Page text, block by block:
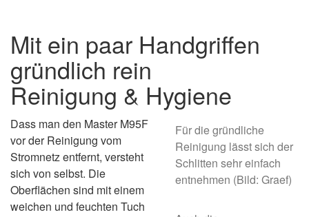
Mit ein paar Handgriffen
gründlich rein
Reinigung & Hygiene
Für die gründliche
Reinigung lässt sich der
Schlitten sehr einfach
entnehmen (Bild: Graef)
Dass man den Master M95F
vor der Reinigung vom
Stromnetz entfernt, versteht
sich von selbst. Die
Oberflächen sind mit einem
weichen und feuchten Tuch